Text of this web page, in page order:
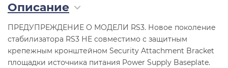
Описание
ПРЕДУПРЕЖДЕНИЕ О МОДЕЛИ RS3. Новое поколение
стабилизатора RS3 НЕ совместимо с защитным
крепежным кронштейном Security Attachment Bracket
площадки источника питания Power Supply Baseplate.